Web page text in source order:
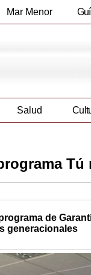
Mar Menor
Salud
Tú
de
generacionales